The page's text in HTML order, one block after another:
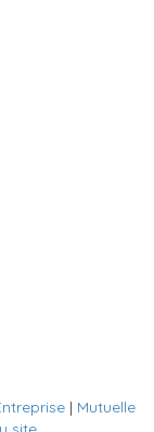
| Mutuelle